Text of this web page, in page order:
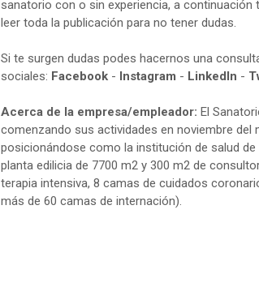
sanatorio con o sin experiencia, a
leer toda la publicación para no tener dudas.
Si te surgen dudas podes hacernos una
sociales: Facebook - Instagram - LinkedIn -
Acerca de la empresa/empleador: El
comenzando sus actividades en noviembre del
posicionándose como la institución de salud
planta edilicia de 7700 m2 y 300 m2 de
terapia intensiva, 8 camas de cuidados
más de 60 camas de internación).